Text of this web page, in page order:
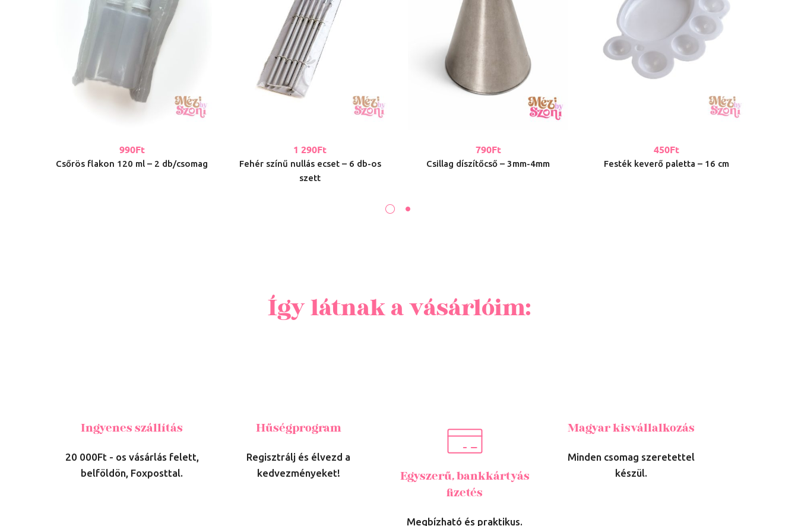
990Ft
Csőrös flakon 120 ml – 2 db/csomag
1 290Ft
Fehér színű nullás ecset – 6 db-os
szett
790Ft
Csillag díszítőcső – 3mm-4mm
450Ft
Festék keverő paletta – 16 cm
Így látnak a vásárlóim:
Ingyenes szállítás
20 000Ft - os vásárlás felett,
belföldön, Foxposttal.
Hűségprogram
Regisztrálj és élvezd a
kedvezményeket!
Egyszerű, bankkártyás
fizetés
Megbízható és praktikus.
Magyar kisvállalkozás
Minden csomag szeretettel
készül.